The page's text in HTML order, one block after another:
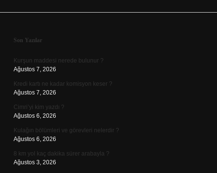
Sidebar
Son Yazılar
Kurşun maddesi nerede bulunur ?
Ağustos 7, 2026
Kredi kartı ne kadar komisyon keser ?
Ağustos 7, 2026
Cimri’yi kim yazdı ?
Ağustos 6, 2026
Kulağın bölümleri ve görevleri nelerdir ?
Ağustos 6, 2026
8 km yol kaç dakika sürer arabayla ?
Ağustos 3, 2026